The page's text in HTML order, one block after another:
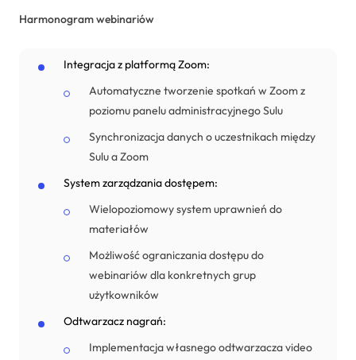
Harmonogram webinariów
Integracja z platformą Zoom:
Automatyczne tworzenie spotkań w Zoom z
poziomu panelu administracyjnego Sulu
Synchronizacja danych o uczestnikach między
Sulu a Zoom
System zarządzania dostępem:
Wielopoziomowy system uprawnień do
materiałów
Możliwość ograniczania dostępu do
webinariów dla konkretnych grup
użytkowników
Odtwarzacz nagrań:
Implementacja własnego odtwarzacza video